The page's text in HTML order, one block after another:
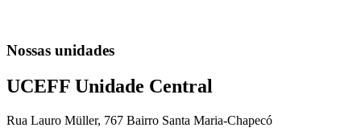
Nossas unidades
UCEFF Unidade Central
Rua Lauro Müller, 767 Bairro Santa Maria-Chapecó